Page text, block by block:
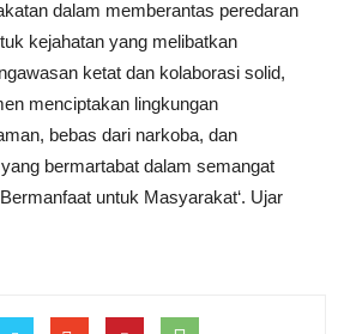
dalam memberantas peredaran
kejahatan yang melibatkan
ketat dan kolaborasi solid,
menciptakan lingkungan
bebas dari narkoba, dan
bermartabat dalam semangat
untuk Masyarakat‘. Ujar